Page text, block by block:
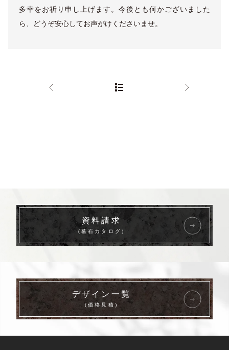
多幸をお祈り申し上げます。今後とも何かございました
ら、どうぞ安心してお声がけくださいませ。
資料請求
(墓石カタログ)
デザイン一覧
(価格見積)